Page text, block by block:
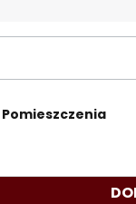
Pomieszczenia